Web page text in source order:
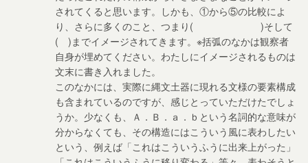
されてくると思います。しかも、①から⑤の比較によ
り、さらに多くのこと、つまり( )そして
( )までイメージされてきます。※括弧のなかは観察者
自身が埋めてください。わたしにイメージされるものは
文末に書き入れました。
このなかには、実際に縄文土器に現れる文様の要素構成
も含まれているのですが、感じとっていただけたでしょ
うか。少なくも、Ａ．Ｂ．ａ．ｂという名詞的な意味が
分からなくても、その構造にはこういう風に表わしたい
という、例えば「これはこういうふうに出来上がった」